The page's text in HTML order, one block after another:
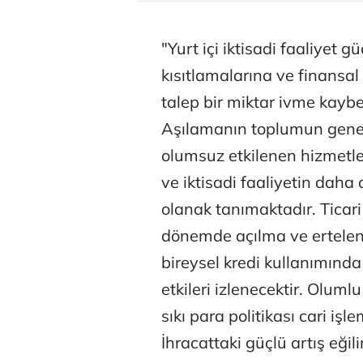
"Yurt içi iktisadi faaliyet
kısıtlamalarına ve
talep bir miktar ivme
Aşılamanın toplumun
olumsuz etkilenen
ve iktisadi faaliyetin daha
olanak tanımaktadır.
dönemde açılma ve
bireysel kredi
etkileri izlenecektir.
sıkı para politikası cari
İhracattaki güçlü artış